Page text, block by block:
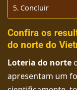
Concluir
Confira os
do norte do
Loteria do norte
apresentam um